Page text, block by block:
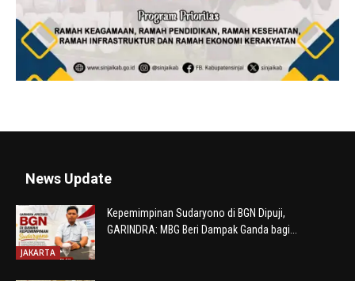
News Update
JAKARTA
Kepemimpinan Sudaryono di BGN Dipuji,
GARINDRA: MBG Beri Dampak Ganda bagi...